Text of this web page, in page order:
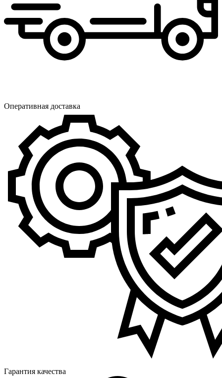
Оперативная доставка
Гарантия качества